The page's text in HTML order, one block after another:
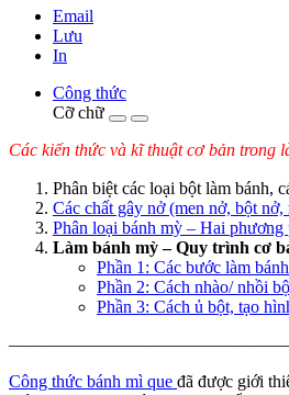
Email
Lưu
In
Công thức
Cỡ chữ
Các kiến thức và kĩ thuật cơ bản trong
Phân biệt các loại bột làm bánh,
Các chất gây nở (men nở, bột
Phân loại bánh mỳ – Hai
Làm bánh mỳ – Quy trình cơ
Phần 1: Các bước làm
Phần 2: Cách nhào/ nhồi
Phần 3: Cách ủ bột, tạo
Công thức bánh mì que đã được giới